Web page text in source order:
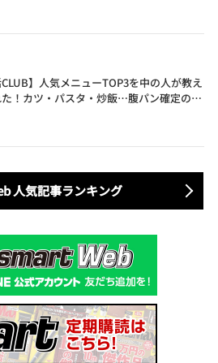
CLUB】人気メニューTOP3を中の人が教え
！カツ・パスタ・炒飯…腹パン確定のガ
人気記事ランキング